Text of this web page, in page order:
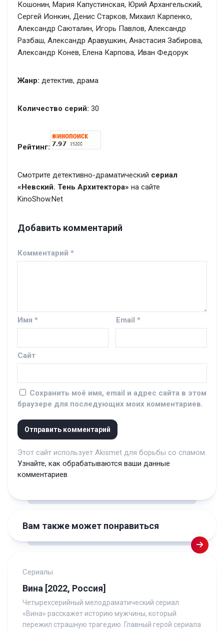
Кошонин, Мария Капустинская, Юрий Архангельский,
Сергей Ионкин, Денис Старков, Михаил Карпенко,
Александр Саюталин, Игорь Павлов, Александр
Разбаш, Александр Аравушкин, Анастасия Забирова,
Александр Конев, Елена Карпова, Иван Федорук
Жанр: детектив, драма
Количество серий: 30
Рейтинг:
Смотрите детективно-драматический сериал
«Невский. Тень Архитектора» на сайте
KinoShow.Net
Добавить комментарий
Комментарий *
Имя * Email *
Сайт
Сохранить моё имя, email и адрес сайта в этом
браузере для последующих моих комментариев.
Этот сайт использует Akismet для борьбы со спамом.
Узнайте, как обрабатываются ваши данные
комментариев.
Вам также может понравиться
Сериалы
Вина [2022, Россия]
Четырехсерийный мелодраматический сериал
«Вина» расскажет историю мужчины, который
пережил страшную трагедию. Главный герой сериала